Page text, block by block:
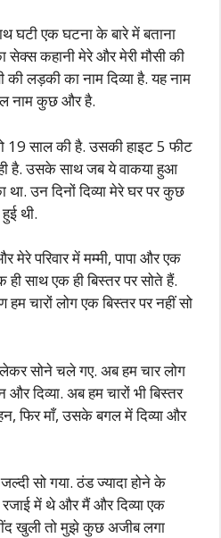
एक घटना के बारे में बताना
सेक्स कहानी मेरे और मेरी मौसी की
लड़की का नाम दिव्या है. यह नाम
नाम कुछ और है.
19 साल की है. उसकी हाइट 5 फीट
है. उसके साथ जब ये वाकया हुआ
उन दिनों दिव्या मेरे घर पर कुछ
थी.
मेरे परिवार में मम्मी, पापा और एक
ही साथ एक ही बिस्तर पर सोते हैं.
चारों लोग एक बिस्तर पर नहीं सो
लेकर सोने चले गए. अब हम चार लोग
दिव्या. अब हम चारों भी बिस्तर
फिर माँ, उसके बगल में दिव्या और
सो गया. ठंड ज्यादा होने के
में थे और मैं और दिव्या एक
खुली तो मुझे कुछ अजीब लगा